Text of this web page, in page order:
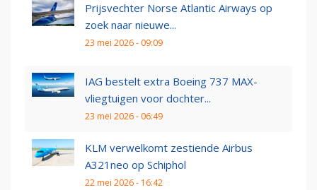
Prijsvechter Norse Atlantic Airways op
zoek naar nieuwe...
23 mei 2026 - 09:09
IAG bestelt extra Boeing 737 MAX-
vliegtuigen voor dochter...
23 mei 2026 - 06:49
KLM verwelkomt zestiende Airbus
A321neo op Schiphol
22 mei 2026 - 16:42